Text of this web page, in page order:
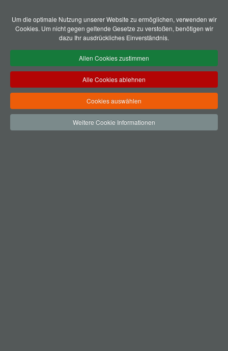
Um die optimale Nutzung unserer Website zu ermöglichen, verwenden wir
Cookies. Um nicht gegen geltende Gesetze zu verstoßen, benötigen wir
dazu Ihr ausdrückliches Einverständnis.
Allen Cookies zustimmen
Alle Cookies ablehnen
Cookies auswählen
Weitere Cookie Informationen